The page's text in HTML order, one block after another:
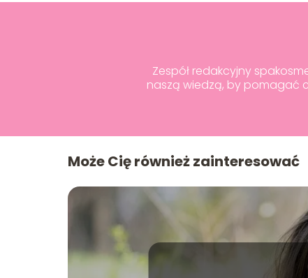
Zespół redakcyjny
naszą wiedzą, by pomagać
Może Cię również zainteresować